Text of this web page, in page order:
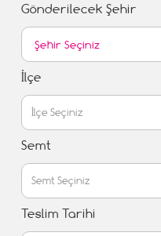
Gönderilecek Şehir
İlçe
Semt
Teslim Tarihi